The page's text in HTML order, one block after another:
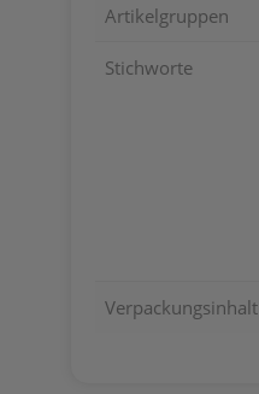
Artikelgruppen
Stichworte
Verpackungsinhalt